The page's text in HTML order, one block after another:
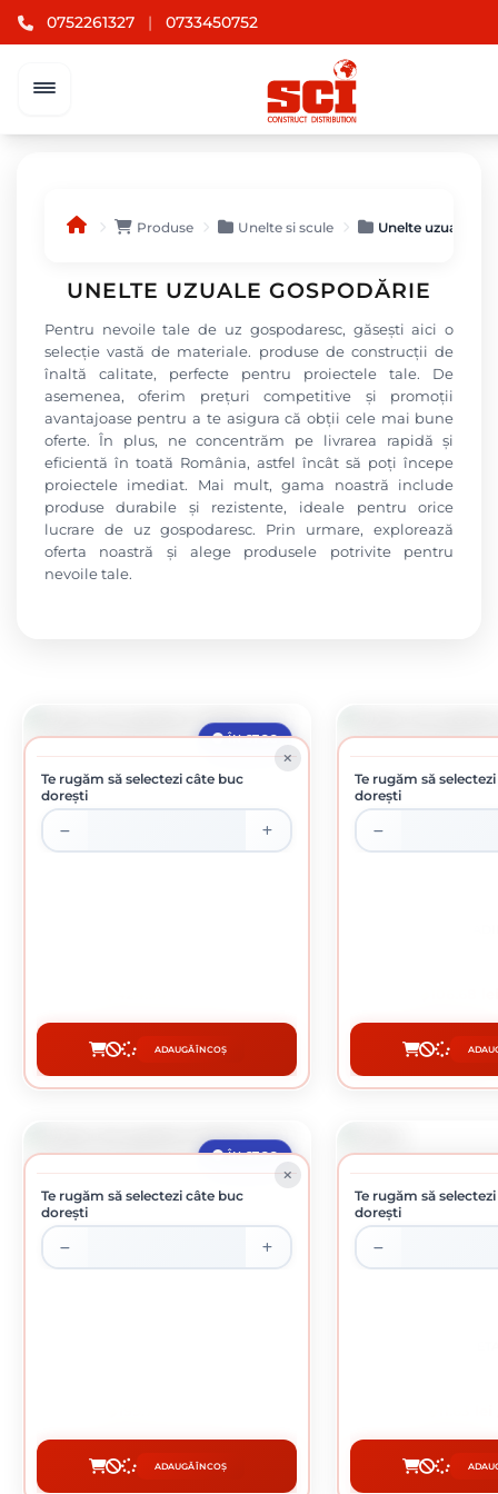
0752261327 | 0733450752
Produse Unelte si scule Unelte uzuale
UNELTE UZUALE GOSPODĂRIE
Pentru nevoile tale de uz gospodaresc, găsești aici o
selecție vastă de materiale. produse de construcții de
înaltă calitate, perfecte pentru proiectele tale. De
asemenea, oferim prețuri competitive și promoții
avantajoase pentru a te asigura că obții cele mai bune
oferte. În plus, ne concentrăm pe livrarea rapidă și
eficientă în toată România, astfel încât să poți începe
proiectele imediat. Mai mult, gama noastră include
produse durabile și rezistente, ideale pentru orice
lucrare de uz gospodaresc. Prin urmare, explorează
oferta noastră și alege produsele potrivite pentru
nevoile tale.
ÎN STOC
CUMPĂRĂ
Te rugăm să selectezi câte buc
dorești
ADAUGĂ ÎN COȘ
Te rugăm să
dorești
ÎN STOC
CUMPĂRĂ
Te rugăm să selectezi câte buc
dorești
ADAUGĂ ÎN COȘ
Te rugăm să
dorești